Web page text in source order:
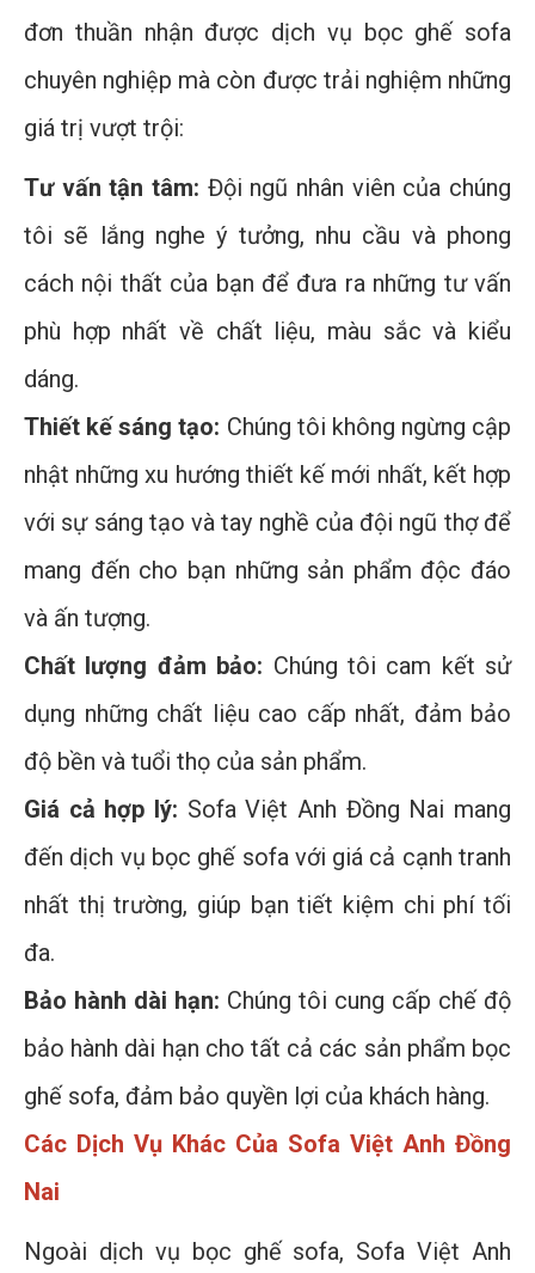
đơn thuần nhận được dịch vụ bọc ghế sofa
chuyên nghiệp mà còn được trải nghiệm những
giá trị vượt trội:
Tư vấn tận tâm: Đội ngũ nhân viên của chúng
tôi sẽ lắng nghe ý tưởng, nhu cầu và phong
cách nội thất của bạn để đưa ra những tư vấn
phù hợp nhất về chất liệu, màu sắc và kiểu
dáng.
Thiết kế sáng tạo: Chúng tôi không ngừng cập
nhật những xu hướng thiết kế mới nhất, kết hợp
với sự sáng tạo và tay nghề của đội ngũ thợ để
mang đến cho bạn những sản phẩm độc đáo
và ấn tượng.
Chất lượng đảm bảo: Chúng tôi cam kết sử
dụng những chất liệu cao cấp nhất, đảm bảo
độ bền và tuổi thọ của sản phẩm.
Giá cả hợp lý: Sofa Việt Anh Đồng Nai mang
đến dịch vụ bọc ghế sofa với giá cả cạnh tranh
nhất thị trường, giúp bạn tiết kiệm chi phí tối
đa.
Bảo hành dài hạn: Chúng tôi cung cấp chế độ
bảo hành dài hạn cho tất cả các sản phẩm bọc
ghế sofa, đảm bảo quyền lợi của khách hàng.
Các Dịch Vụ Khác Của Sofa Việt Anh Đồng
Nai
Ngoài dịch vụ bọc ghế sofa, Sofa Việt Anh